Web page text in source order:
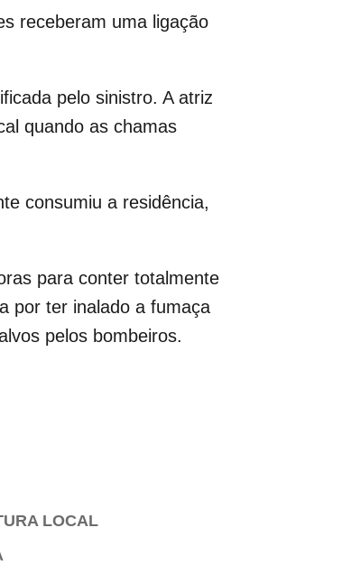
receberam uma ligação
pelo sinistro. A atriz
quando as chamas
consumiu a residência,
para conter totalmente
por ter inalado a fumaça
pelos bombeiros.
LOCAL